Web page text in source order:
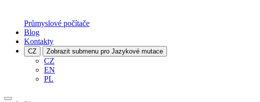
Průmyslové počítače
Blog
Kontakty
CZ Zobrazit submenu pro Jazykové mutace
CZ
EN
PL